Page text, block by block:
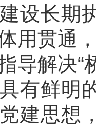
设长期
用贯通
导解决“
有鲜明
建思想